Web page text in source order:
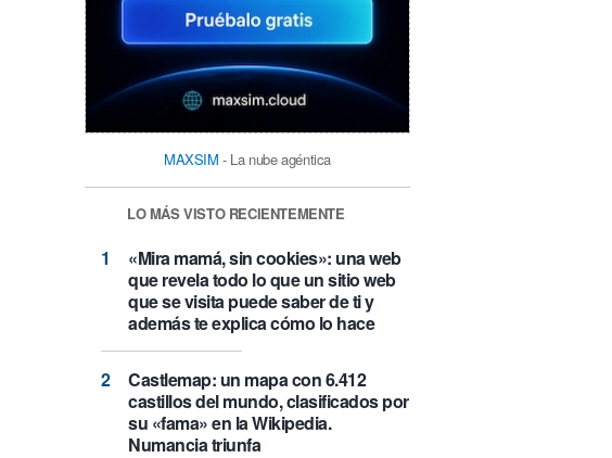
MAXSIM - La nube agéntica
LO MÁS VISTO RECIENTEMENTE
«Mira mamá, sin cookies»: una web
que revela todo lo que un sitio web
que se visita puede saber de ti y
además te explica cómo lo hace
Castlemap: un mapa con 6.412
castillos del mundo, clasificados por
su «fama» en la Wikipedia.
Numancia triunfa